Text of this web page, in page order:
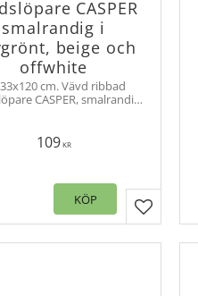
CASPER
smalrandig i
beige och
offwhite
cm. Vävd ribbad
CASPER, smalrandig
109KR
Lägg till
KÖP